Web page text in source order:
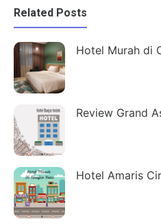
Related Posts
Hotel Murah di
Review Grand
Hotel Amaris